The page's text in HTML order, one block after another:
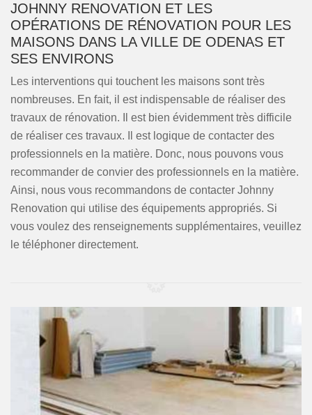
JOHNNY RENOVATION ET LES
OPÉRATIONS DE RÉNOVATION POUR LES
MAISONS DANS LA VILLE DE ODENAS ET
SES ENVIRONS
Les interventions qui touchent les maisons sont très
nombreuses. En fait, il est indispensable de réaliser des
travaux de rénovation. Il est bien évidemment très difficile
de réaliser ces travaux. Il est logique de contacter des
professionnels en la matière. Donc, nous pouvons vous
recommander de convier des professionnels en la matière.
Ainsi, nous vous recommandons de contacter Johnny
Renovation qui utilise des équipements appropriés. Si
vous voulez des renseignements supplémentaires, veuillez
le téléphoner directement.